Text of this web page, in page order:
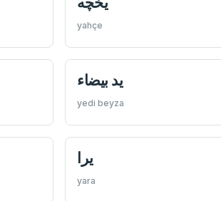
yahçe
يد بيضاء
yedi beyza
يرا
yara